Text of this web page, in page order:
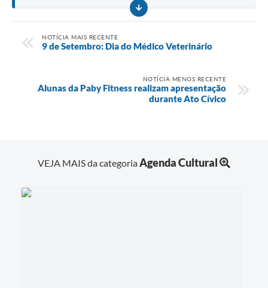
NOTÍCIA MAIS RECENTE
9 de Setembro: Dia do Médico Veterinário
NOTÍCIA MENOS RECENTE
Alunas da Paby Fitness realizam apresentação
durante Ato Cívico
VEJA MAIS da categoriaAgenda Cultural